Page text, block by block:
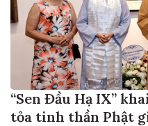
“Sen Đầu Hạ IX”
tỏa tinh thần Phật